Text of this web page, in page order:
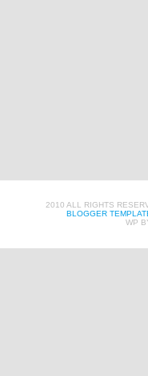
2010 ALL RIGHTS
BLOGGER
WP